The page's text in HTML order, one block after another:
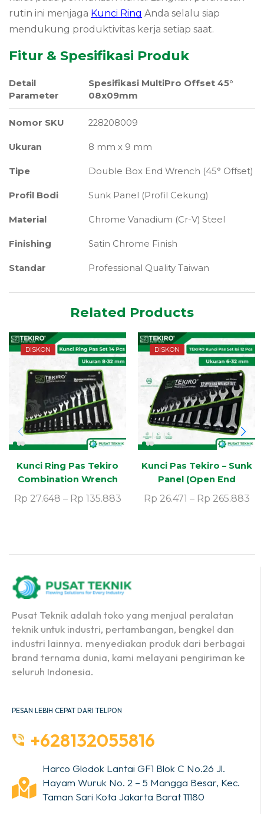
rutin ini menjaga Kunci Ring Anda selalu siap
mendukung produktivitas kerja setiap saat.
Fitur & Spesifikasi Produk
Detail
Parameter
Spesifikasi MultiPro Offset 45°
08x09mm
Nomor SKU 228208009
Ukuran 8 mm x 9 mm
Tipe Double Box End Wrench (45° Offset)
Profil Bodi Sunk Panel (Profil Cekung)
Material Chrome Vanadium (Cr-V) Steel
Finishing Satin Chrome Finish
Standar Professional Quality Taiwan
Related Products
DISKON
Kunci Ring Pas Tekiro
Combination Wrench
(Inch)
Rp 27.648 – Rp 135.883
DISKON
Kunci Pas Tekiro – Sunk
Panel (Open End
Wrench)
Rp 26.471 – Rp 265.883
Pusat Teknik adalah toko yang menjual peralatan
teknik untuk industri, pertambangan, bengkel dan
industri lainnya. menyediakan produk dari berbagai
brand ternama dunia, kami melayani pengiriman ke
seluruh Indonesia.
PESAN LEBIH CEPAT DARI TELPON
+628132055816
Harco Glodok Lantai GF1 Blok C No.26 Jl.
Hayam Wuruk No. 2 – 5 Mangga Besar, Kec.
Taman Sari Kota Jakarta Barat 11180